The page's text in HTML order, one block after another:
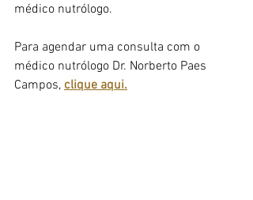
médico nutrólogo.
Para agendar uma consulta com o
médico nutrólogo Dr. Norberto Paes
Campos, clique aqui.